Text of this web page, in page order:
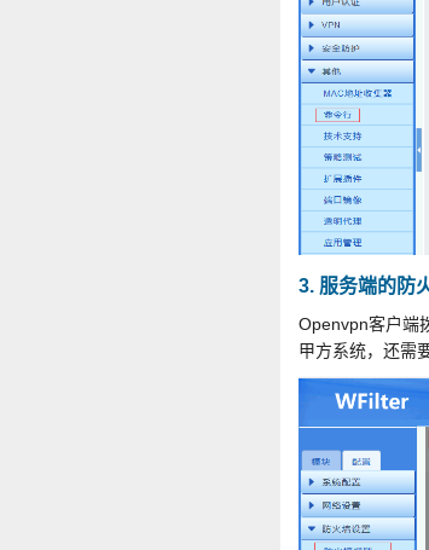
3. 服务端的防
Openvpn客户端
甲方系统，还需